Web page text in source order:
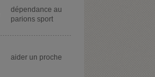
dépendance au
parions sport
aider un proche